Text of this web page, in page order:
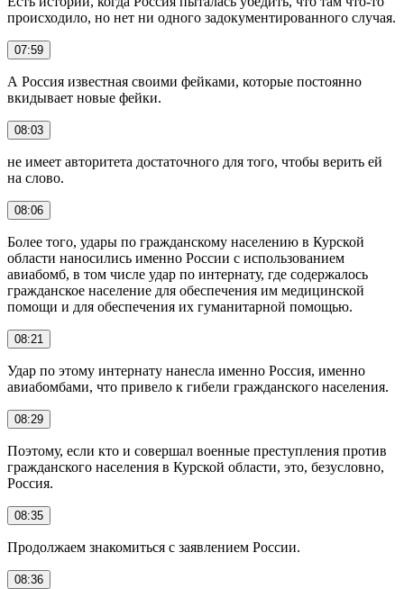
происходило, но нет ни одного задокументированного случая.
07:59
А Россия известная своими фейками, которые постоянно
вкидывает новые фейки.
08:03
не имеет авторитета достаточного для того, чтобы верить ей
на слово.
08:06
Более того, удары по гражданскому населению в Курской
области наносились именно России с использованием
авиабомб, в том числе удар по интернату, где содержалось
гражданское население для обеспечения им медицинской
помощи и для обеспечения их гуманитарной помощью.
08:21
Удар по этому интернату нанесла именно Россия, именно
авиабомбами, что привело к гибели гражданского населения.
08:29
Поэтому, если кто и совершал военные преступления против
гражданского населения в Курской области, это, безусловно,
Россия.
08:35
Продолжаем знакомиться с заявлением России.
08:36